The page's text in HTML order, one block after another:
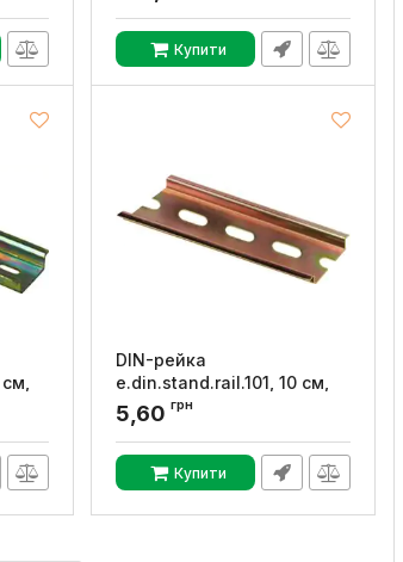
Купити
DIN-рейка
e.din.stand.rail.101, 10 см,
E.NEXT
Артикул:
5,60 грн
Купити